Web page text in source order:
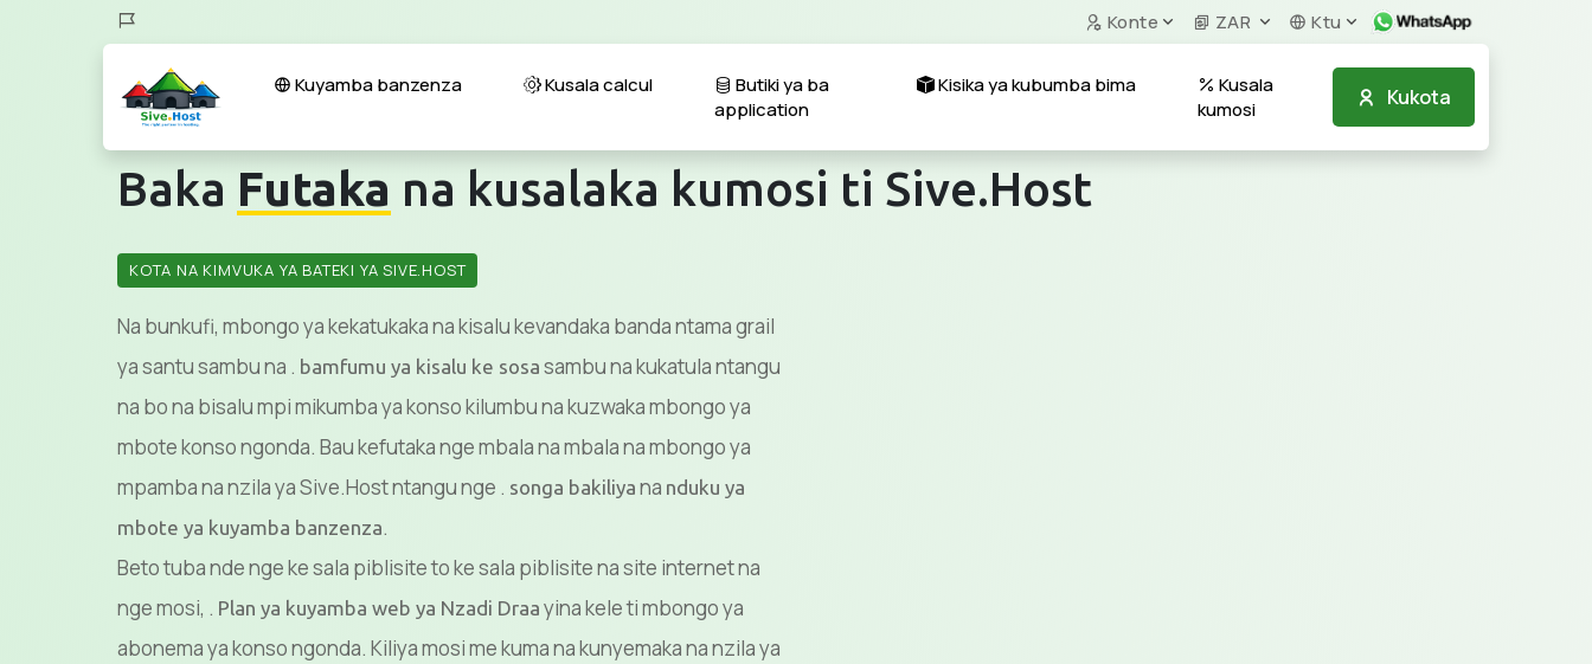
Konte ZAR Ktu
Kukota
Kuyamba banzenza Kusala calcul
Butiki ya ba
application
Kisika ya kubumba bima
Kusala
kumosi
Baka Futaka na kusalaka kumosi ti Sive.Host
KOTA NA KIMVUKA YA BATEKI YA SIVE.HOST
Na bunkufi, mbongo ya kekatukaka na kisalu kevandaka banda ntama grail
ya santu sambu na . bamfumu ya kisalu ke sosa sambu na kukatula ntangu
na bo na bisalu mpi mikumba ya konso kilumbu na kuzwaka mbongo ya
mbote konso ngonda. Bau kefutaka nge mbala na mbala na mbongo ya
mpamba na nzila ya Sive.Host ntangu nge . songa bakiliya na nduku ya
mbote ya kuyamba banzenza.
Beto tuba nde nge ke sala piblisite to ke sala piblisite na site internet na
nge mosi, . Plan ya kuyamba web ya Nzadi Draa yina kele ti mbongo ya
abonema ya konso ngonda. Kiliya mosi me kuma na kunyemaka na nzila ya